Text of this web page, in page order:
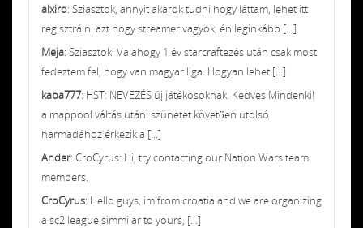
alxird: Sziasztok, annyit akarok tudni hogy láttam, lehet itt
regisztrálni azt hogy streamer vagyok, én leginkább [...]
Meja: Sziasztok! Valahogy 1 év starcraftezés után csak most
fedeztem fel, hogy van magyar liga. Hogyan lehet [...]
kaba777: HST: NEVEZÉS új játékosoknak. Kedves Mindenki!
a mappool váltás utáni szünetet követően utolsó
harmadához érkezik a [...]
Ander: CroCyrus: Hi, try contacting our Nation Wars team
members.
CroCyrus: Hello guys, im from croatia and we are organizing
a sc2 league simmilar to yours, [...]